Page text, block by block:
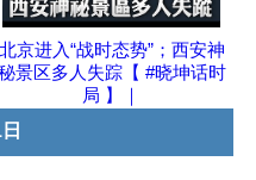
北京进入“战时态势”；西安神
景区多人失踪【 #晓坤话时
局 】｜